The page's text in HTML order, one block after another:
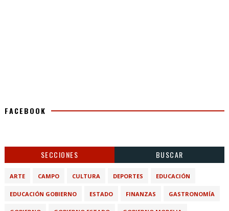
FACEBOOK
SECCIONES BUSCAR
ARTE CAMPO CULTURA DEPORTES EDUCACIÓN
EDUCACIÓN GOBIERNO ESTADO FINANZAS GASTRONOMÍA